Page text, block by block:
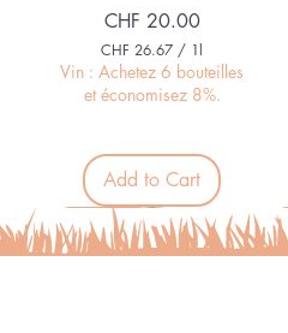
Price
CHF 20.00
CHF 26.67 / 1l
C
H
F
.
6
7
p
e
Vin : Achetez 6 bouteilles
et économisez 8%.
Add to Cart
Nouveau